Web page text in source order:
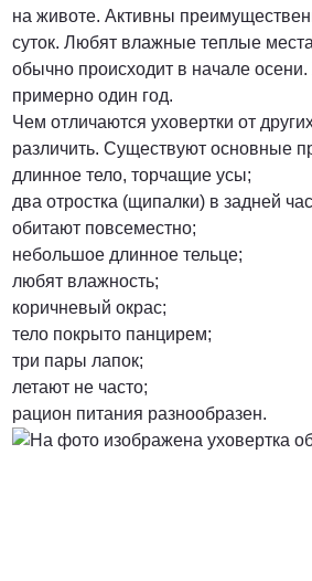
ПОЗВОНИТЬ
ПОЗВОНИТЬ
ПОЗВОНИТЬ
Договорная
на животе. Активны
суток. Любят влажные теплые
обычно происходит в начале
примерно один год.
Чем отличаются уховертки от
различить. Существуют основные
длинное тело, торчащие усы;
два отростка (щипалки) в задней
обитают повсеместно;
небольшое длинное тельце;
любят влажность;
коричневый окрас;
тело покрыто панцирем;
три пары лапок;
летают не часто;
рацион питания разнообразен.